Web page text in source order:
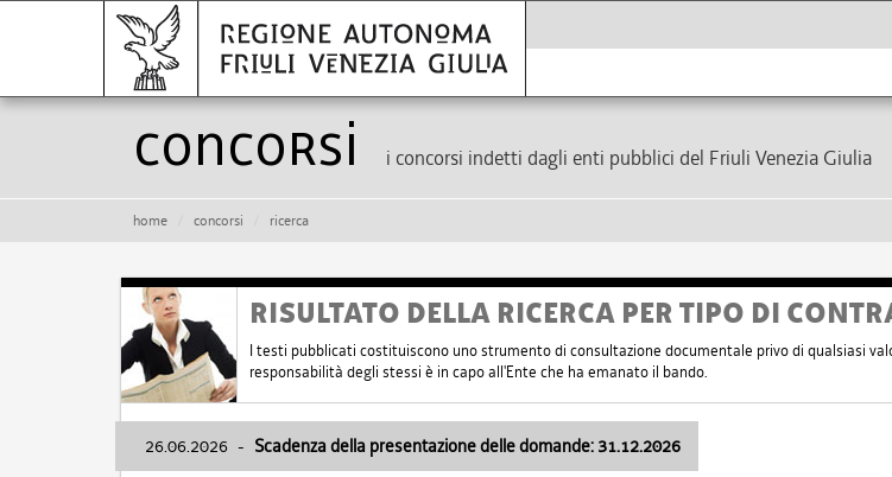
Concorsi i concorsi indetti dagli enti pubblici del Friuli Venezia Giulia
home concorsi ricerca
RISULTATO DELLA RICERCA PER TIPO DI
I testi pubblicati costituiscono uno strumento di consultazione documentale privo di qualsiasi
responsabilità degli stessi è in capo all'Ente che ha emanato il bando.
26.06.2026 - Scadenza della presentazione delle domande: 31.12.2026